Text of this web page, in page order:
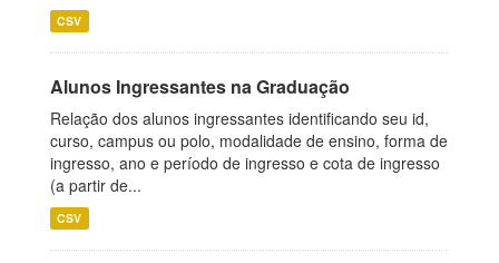
CSV
Alunos Ingressantes na Graduação
Relação dos alunos ingressantes identificando seu id,
curso, campus ou polo, modalidade de ensino, forma de
ingresso, ano e período de ingresso e cota de ingresso
(a partir de...
CSV